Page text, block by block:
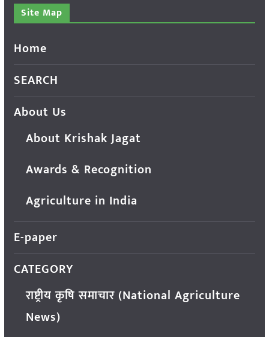
Site Map
Home
SEARCH
About Us
About Krishak Jagat
Awards & Recognition
Agriculture in India
E-paper
CATEGORY
राष्ट्रीय कृषि समाचार (National Agriculture
News)